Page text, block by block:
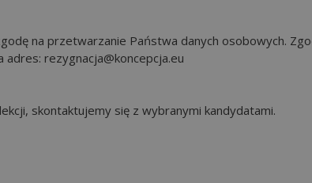
na przetwarzanie Państwa danych osobowych.
adres: rezygnacja@koncepcja.eu
skontaktujemy się z wybranymi kandydatami.